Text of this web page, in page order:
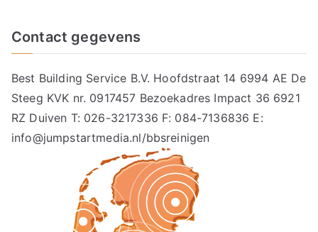
Contact gegevens
Best Building Service B.V. Hoofdstraat 14 6994 AE De
Steeg KVK nr. 0917457 Bezoekadres Impact 36 6921
RZ Duiven T: 026-3217336 F: 084-7136836 E:
info@jumpstartmedia.nl/bbsreinigen